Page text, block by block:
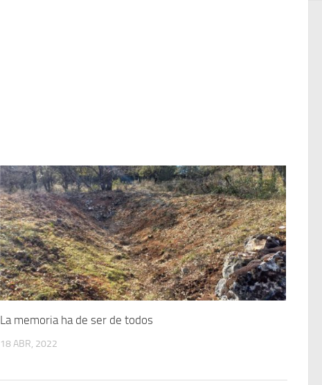
La memoria ha de ser de todos
18 ABR, 2022